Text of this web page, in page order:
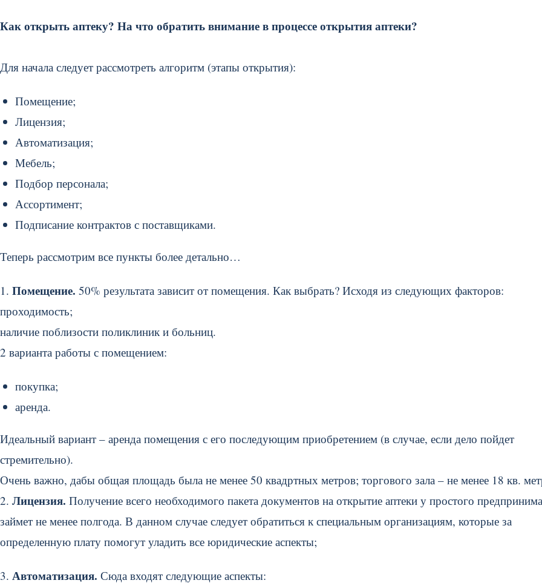
Как открыть аптеку? На что обратить внимание в процессе открытия аптеки?
Для начала следует рассмотреть алгоритм (этапы открытия):
Помещение;
Лицензия;
Автоматизация;
Мебель;
Подбор персонала;
Ассортимент;
Подписание контрактов с поставщиками.
Теперь рассмотрим все пункты более детально…
1. Помещение. 50% результата зависит от помещения. Как выбрать? Исходя из следующих факторов:
проходимость;
наличие поблизости поликлиник и больниц.
2 варианта работы с помещением:
покупка;
аренда.
Идеальный вариант – аренда помещения с его последующим приобретением (в случае, если дело пойдет
стремительно).
Очень важно, дабы общая площадь была не менее 50 квадртных метров; торгового зала – не менее 18 кв.
2. Лицензия. Получение всего необходимого пакета документов на открытие аптеки у простого
займет не менее полгода. В данном случае следует обратиться к специальным организациям, которые за
определенную плату помогут уладить все юридические аспекты;
3. Автоматизация. Сюда входят следующие аспекты: